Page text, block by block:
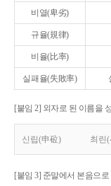
비열(卑劣)
규율(規律)
비율(比率)
실패율(失敗率)
[붙임 2] 외자로 된 이름을
신립(申砬) 최린
[붙임 3] 준말에서 본음으